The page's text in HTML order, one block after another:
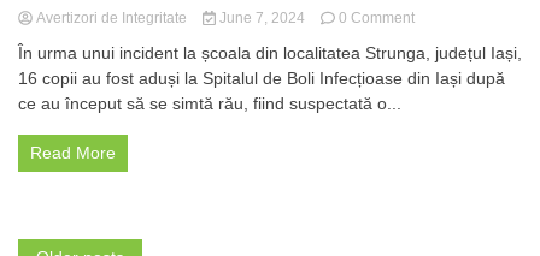
Avertizori de Integritate June 7, 2024 0 Commenton
copii
spitalizați
În urma unui incident la școala din localitatea Strunga, județul Iași,
16 copii au fost aduși la Spitalul de Boli Infecțioase din Iași după
ce au început să se simtă rău, fiind suspectată o...
Read More